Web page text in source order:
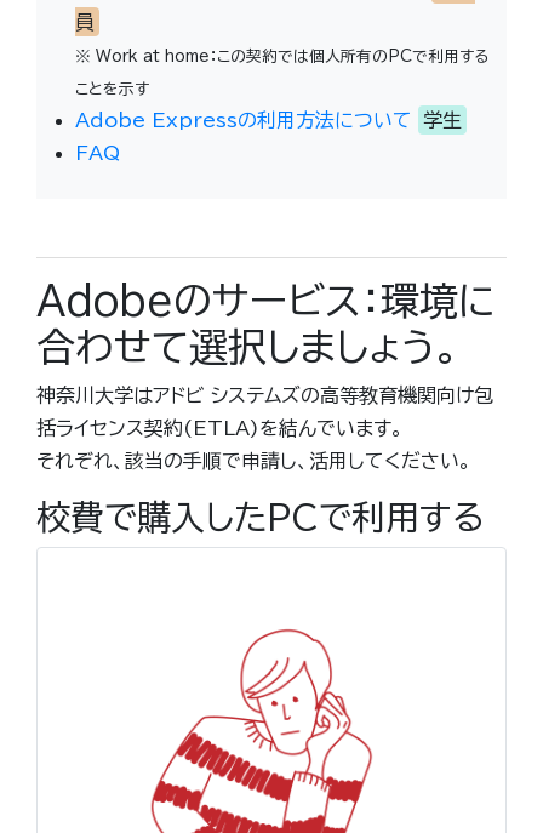
員
※ Work at home：この契約では個人所有のPCで利用する
ことを示す
Adobe Expressの利用方法について
学生
FAQ
Adobeのサービス：環境に
合わせて選択しましょう。
神奈川大学はアドビ システムズの高等教育機関向け包
括ライセンス契約(ETLA)を結んでいます。
それぞれ、該当の手順で申請し、活用してください。
校費で購入したPCで利用する